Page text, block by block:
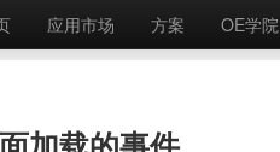
应用市场 方案 OE学院